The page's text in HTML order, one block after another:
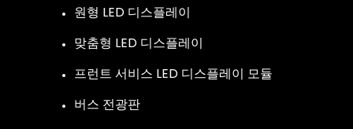
원형 LED 디스플레이
맞춤형 LED 디스플레이
프런트 서비스 LED 디스플레이 모듈
버스 전광판